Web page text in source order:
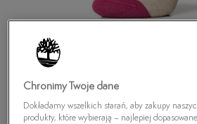
Chronimy Twoje dane
Dokładamy wszelkich starań, aby zakupy
produkty, które wybierają – najlepiej